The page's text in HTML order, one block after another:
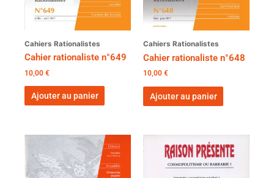
Cahiers Rationalistes
Cahier rationaliste n°649
10,00 €
Ajouter au panier
Cahiers Rationalistes
Cahier rationaliste n°648
10,00 €
Ajouter au panier